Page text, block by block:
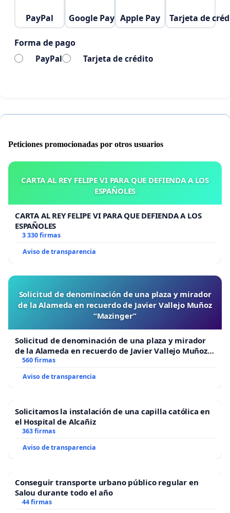
PayPal Google Pay Apple Pay Tarjeta de
Forma de pago
PayPal Tarjeta de crédito
Peticiones promocionadas por otros usuarios
CARTA AL REY FELIPE VI PARA QUE DEFIENDA A LOS
ESPAÑOLES
CARTA AL REY FELIPE VI PARA QUE DEFIENDA A LOS
ESPAÑOLES
3 330 firmas
Aviso de transparencia
Solicitud de denominación de una plaza y mirador
de la Alameda en recuerdo de Javier Vallejo Muñoz
“Mazinger”
Solicitud de denominación de una plaza y mirador
de la Alameda en recuerdo de Javier Vallejo Muñoz
“Mazinger”
560 firmas
Aviso de transparencia
Solicitamos la instalación de una capilla católica en
el Hospital de Alcañiz
363 firmas
Aviso de transparencia
Conseguir transporte urbano público regular en
Salou durante todo el año
44 firmas